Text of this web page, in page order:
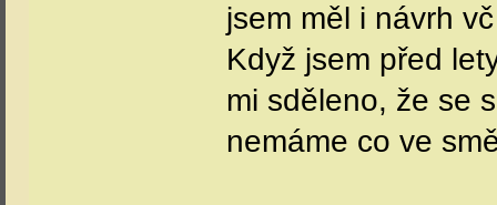
jsem měl i návrh
Když jsem před
mi sděleno, že se
nemáme co ve